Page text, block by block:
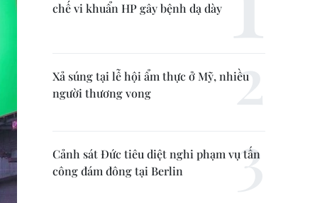
chế vi khuẩn HP gây bệnh dạ dày
Xả súng tại lễ hội ẩm thực ở Mỹ, nhiều
người thương vong
Cảnh sát Đức tiêu diệt nghi phạm vụ tấn
công đám đông tại Berlin